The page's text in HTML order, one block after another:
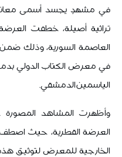
في مشهدٍ يجسد أسمى معاني
تراثية أصيلة، خطفت
العاصمة السورية، وذلك ضمن
في معرض الكتاب الدولي
الياسمين الدمشقي.
وأظهرت المشاهد المصورة
العرضة القطرية، حيث اصطف
الخارجية للمعرض لتوثيق